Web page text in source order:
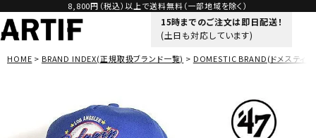
8,800円（税込）以上で送料無料（一部地域を除く）
15時までのご注文は即日配送！
(土日も対応しています)
HOME BRAND INDEX(正規取扱ブランド一覧) DOMESTIC BRAND(ドメスティッ